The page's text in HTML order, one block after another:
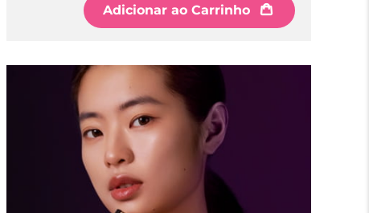
Adicionar ao Carrinho